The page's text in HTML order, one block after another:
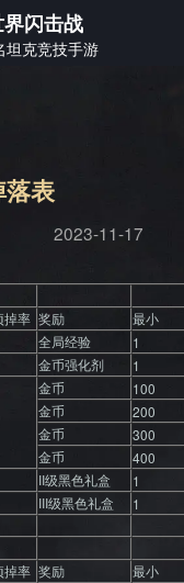
闪击战
坦克竞技手游
克
表
2023-11-17
掉率 奖励 最小
全局经验 1
金币强化剂 1
金币 100
金币
200
金币
300
金币
400
II级黑色礼盒 1
III级黑色礼盒 1
掉率 奖励 最小